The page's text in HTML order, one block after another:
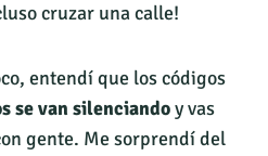
cruzar una calle!
entendí que los códigos
se van silenciandoy vas
gente. Me sorprendí del